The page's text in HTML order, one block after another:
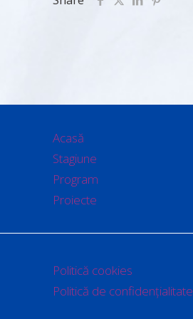
Acasă
Stagiune
Program
Proiecte
Politică cookies
Politică de confidențialitate